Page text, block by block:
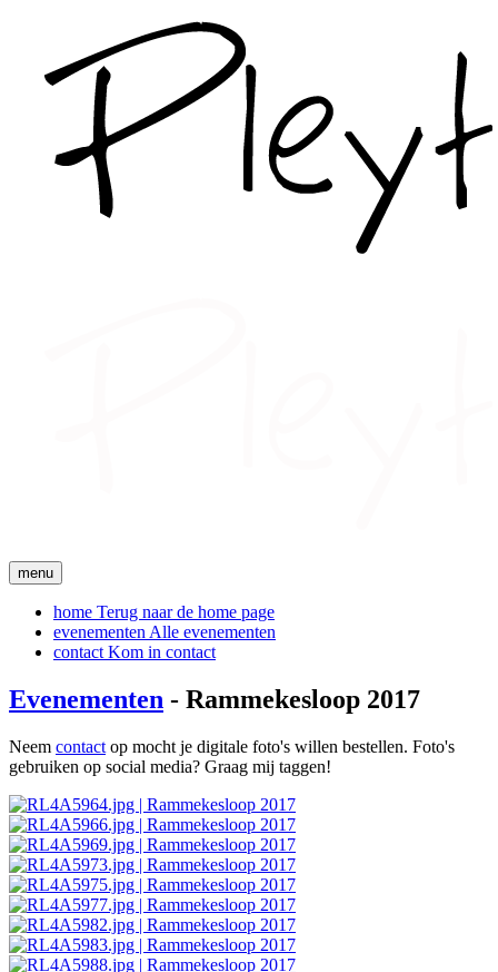
menu
home Terug naar de home page
evenementen Alle evenementen
contact Kom in contact
Evenementen - Rammekesloop 2017
Neem contact op mocht je digitale foto's willen bestellen. Foto's
gebruiken op social media? Graag mij taggen!